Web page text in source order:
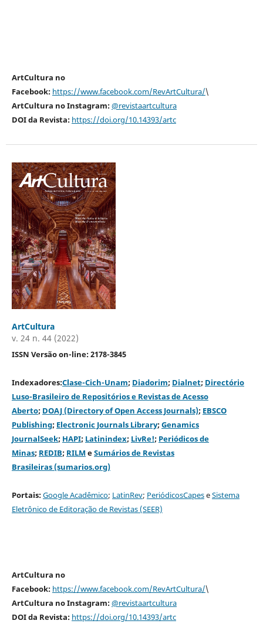
ArtCultura no
Facebook: https://www.facebook.com/RevArtCultura/\
ArtCultura no Instagram:@revistaartcultura
DOI da Revista: https://doi.org/10.14393/artc
ArtCultura
v. 24 n. 44 (2022)
ISSN Versão on-line: 2178-3845
Indexadores:Clase-Cich-Unam; Diadorim; Dialnet; Directório
Luso-Brasileiro de Repositórios e Revistas de Acesso
Aberto; DOAJ (Directory of Open Access Journals); EBSCO
Publishing; Electronic Journals Library;Genamics
JournalSeek; HAPI; Latinindex; LivRe!; Periódicos de
Minas; REDIB; RILMeSumários de Revistas
Brasileiras (sumarios.org)
Portais:Google Acadêmico; LatinRev; PeriódicosCapeseSistema
Eletrônico de Editoração de Revistas (SEER)
ArtCultura no
Facebook: https://www.facebook.com/RevArtCultura/\
ArtCultura no Instagram:@revistaartcultura
DOI da Revista: https://doi.org/10.14393/artc